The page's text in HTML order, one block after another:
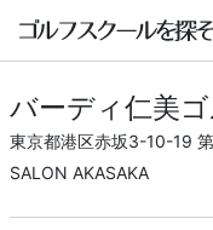
バーディ仁美
東京都港区赤坂3-10-19
SALON AKASAKA